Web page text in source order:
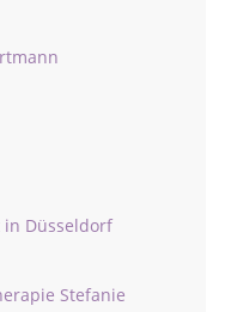
in Düsseldorf
Stefanie